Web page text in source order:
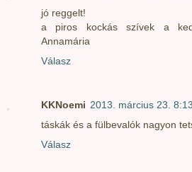
jó reggelt!
a piros kockás szívek a
Annamária
Válasz
KKNoemi 2013. március 23. 8:13
táskák és a fülbevalók nagyon
Válasz